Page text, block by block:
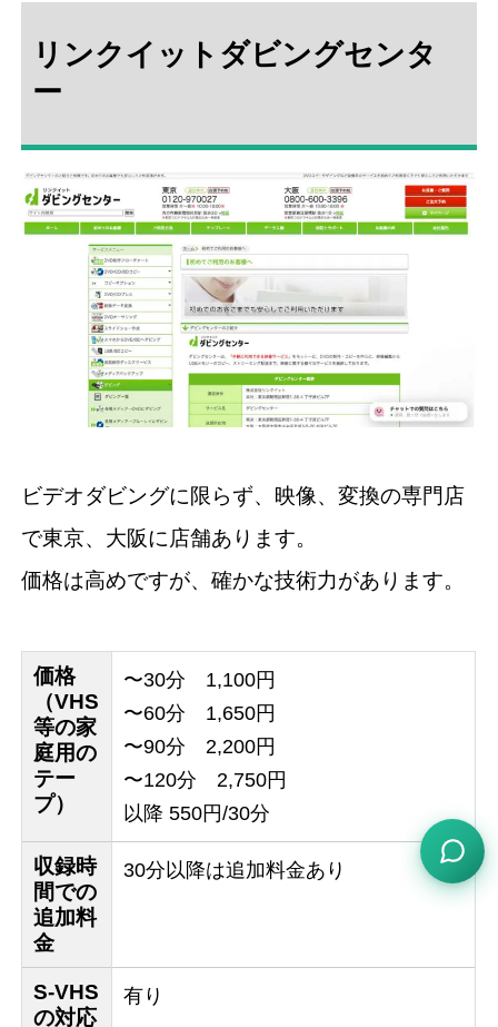
リンクイットダビングセンタ
ー
ビデオダビングに限らず、映像、変換の専門店
で東京、大阪に店舗あります。
価格は高めですが、確かな技術力があります。
価格
（VHS
等の家
庭用の
テー
プ）
〜30分 1,100円
〜60分 1,650円
〜90分 2,200円
〜120分 2,750円
以降 550円/30分
収録時
間での
追加料
金
30分以降は追加料金あり
S-VHS
の対応
有り